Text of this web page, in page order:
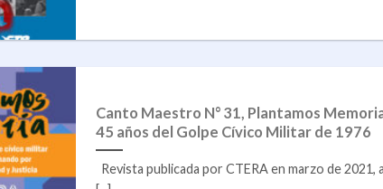
Canto Maestro N° 31, Plantamos
45 años del Golpe Cívico Militar de 1976
Revista publicada por CTERA en marzo de 2021,